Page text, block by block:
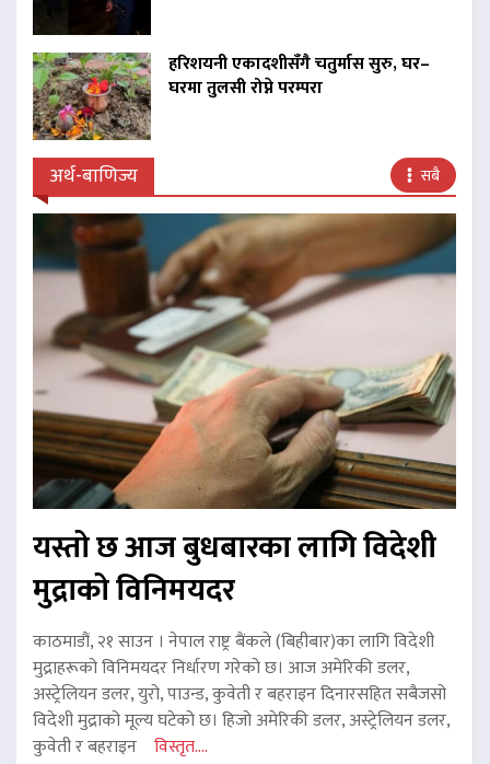
हरिशयनी एकादशीसँगै चतुर्मास सुरु, घर–
घरमा तुलसी रोप्ने परम्परा
अर्थ-बाणिज्य सबै
यस्तो छ आज बुधबारका लागि विदेशी
मुद्राको विनिमयदर
काठमाडौं, २१ साउन । नेपाल राष्ट्र बैंकले (बिहीबार)का लागि विदेशी
मुद्राहरूको विनिमयदर निर्धारण गरेको छ। आज अमेरिकी डलर,
अस्ट्रेलियन डलर, युरो, पाउन्ड, कुवेती र बहराइन दिनारसहित सबैजसो
विदेशी मुद्राको मूल्य घटेको छ। हिजो अमेरिकी डलर, अस्ट्रेलियन डलर,
कुवेती र बहराइन विस्तृत....